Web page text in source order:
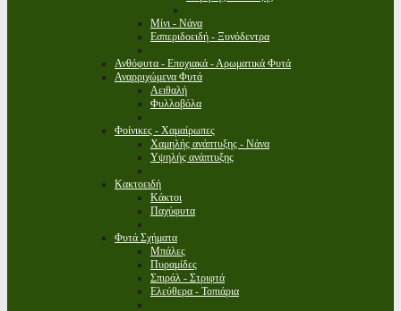
Μίνι - Νάνα
Εσπεριδοειδή - Ξυνόδεντρα
Ανθόφυτα - Εποχιακά - Αρωματικά Φυτά
Αναρριχώμενα Φυτά
Αειθαλή
Φυλλοβόλα
Φοίνικες - Χαμαίρωπες
Χαμηλής ανάπτυξης - Νάνα
Υψηλής ανάπτυξης
Κακτοειδή
Κάκτοι
Παχύφυτα
Φυτά Σχήματα
Μπάλες
Πυραμίδες
Σπιράλ - Στριφτά
Ελεύθερα - Τοπιάρια